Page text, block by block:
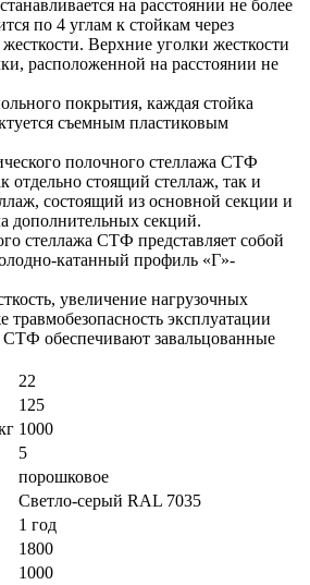
на расстоянии не более
по 4 углам к стойкам через
Верхние уголки жесткости
расположенной на расстоянии не
покрытия, каждая стойка
съемным пластиковым
полочного стеллажа СТФ
отдельно стоящий стеллаж, так и
состоящий из основной секции и
дополнительных секций.
стеллажа СТФ представляет собой
катанный профиль «Г»-
увеличение нагрузочных
травмобезопасность эксплуатации
СТФ обеспечивают завальцованные
22
125
1000
5
порошковое
Светло-серый RAL 7035
1 год
1800
1000